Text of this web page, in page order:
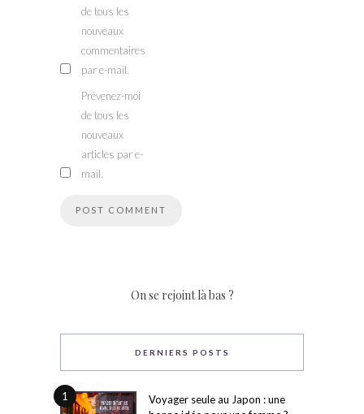
de tous les
nouveaux
commentaires
par e-mail.
Prévenez-moi
de tous les
nouveaux
articles par e-
mail.
On se rejoint là bas ?
DERNIERS POSTS
1
Voyager seule au Japon : une